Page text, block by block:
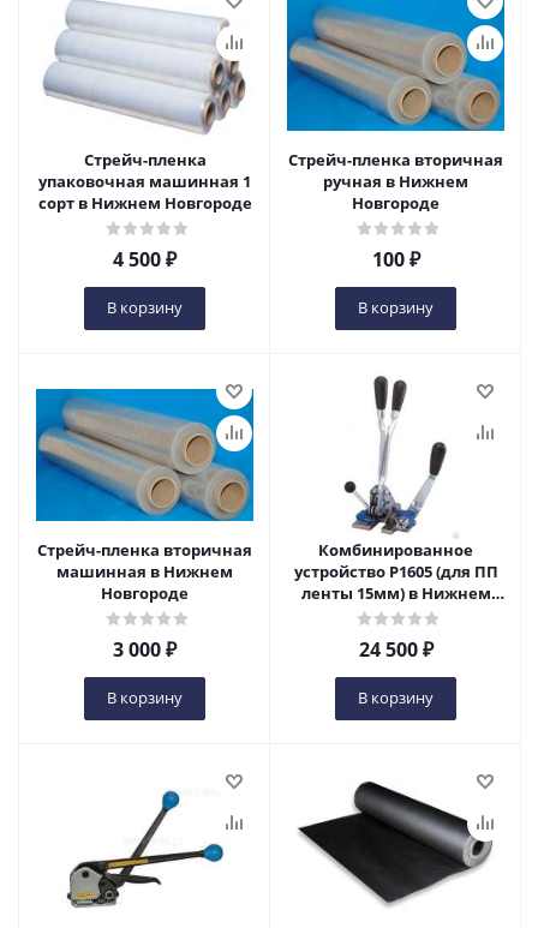
Стрейч-пленка
упаковочная машинная 1
сорт в Нижнем Новгороде
4 500₽
В корзину
Стрейч-пленка вторичная
ручная в Нижнем
Новгороде
100₽
В корзину
Стрейч-пленка вторичная
машинная в Нижнем
Новгороде
3 000₽
В корзину
Комбинированное
устройство Р1605 (для ПП
ленты 15мм) в Нижнем
Новгороде
24 500₽
В корзину